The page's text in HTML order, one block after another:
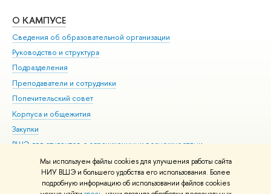
Мы используем файлы cookies для улучшения работы сайта
НИУ ВШЭ и большего удобства его использования. Более
подробную информацию об использовании файлов cookies
О КАМПУСЕ
Сведения об образовательной организации
Руководство и структура
Подразделения
Преподаватели и сотрудники
Попечительский совет
Корпуса и общежития
Закупки
ВШЭ для студентов с ограниченными возможностями
здоровья и инвалидностью
Версия для слабовидящих
Единая платежная страница